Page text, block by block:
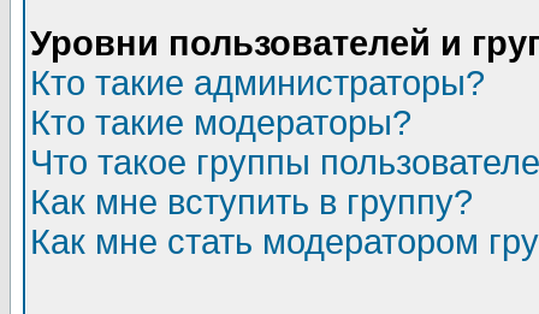
Уровни пользователей и
Кто такие администраторы?
Кто такие модераторы?
Что такое группы
Как мне вступить в группу?
Как мне стать модератором